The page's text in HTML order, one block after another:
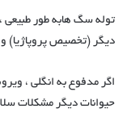
توله سگ هابه طور طبیعی
دیگر (تخصیص پروپاژیا)
اگر مدفوع به انگلی ،
حیوانات دیگر مشکلات